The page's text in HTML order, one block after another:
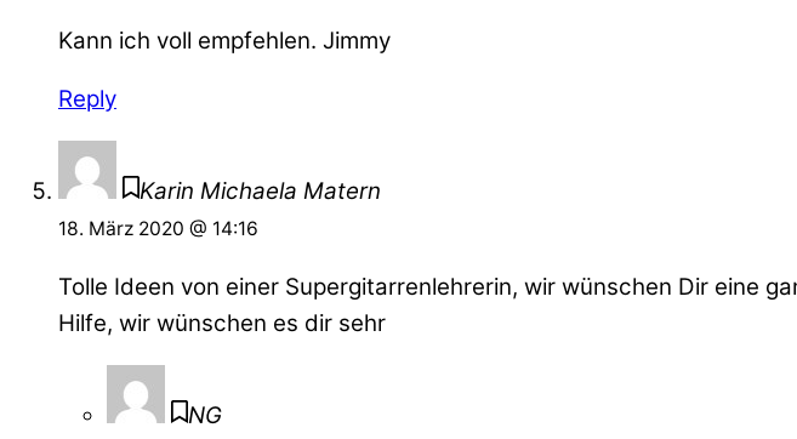
Kann ich voll empfehlen. Jimmy
Reply
Karin Michaela Matern
18. März 2020 @ 14:16
Tolle Ideen von einer Supergitarrenlehrerin, wir wünschen Dir eine
Hilfe, wir wünschen es dir sehr
NG